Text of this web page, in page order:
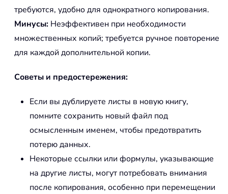
требуются, удобно для однократного копирования.
Минусы: Неэффективен при необходимости
множественных копий; требуется ручное повторение
для каждой дополнительной копии.
Советы и предостережения:
Если вы дублируете листы в новую книгу,
помните сохранить новый файл под
осмысленным именем, чтобы предотвратить
потерю данных.
Некоторые ссылки или формулы, указывающие
на другие листы, могут потребовать внимания
после копирования, особенно при перемещении